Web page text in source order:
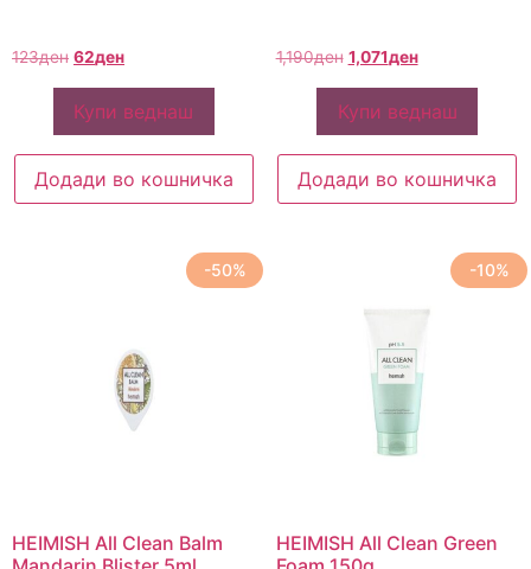
123ден 62ден
Купи веднаш
Додади во кошничка
1,190ден 1,071ден
Купи веднаш
Додади во кошничка
-50%
HEIMISH All Clean Balm
-10%
HEIMISH All Clean Green